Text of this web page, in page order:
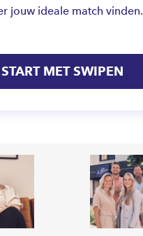
jouw ideale match vinden.
START MET SWIPEN